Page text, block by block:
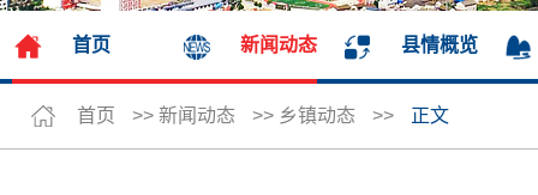
首页 新闻动态 县情概览
首页 >> 新闻动态 >> 乡镇动态 >> 正文